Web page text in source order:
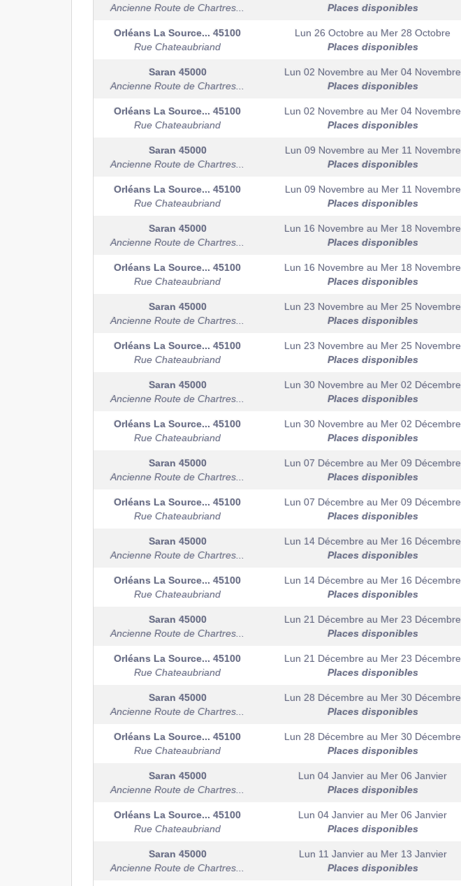
Ancienne Route de Chartres...
Places disponibles
Orléans La Source... 45100
Rue Chateaubriand
Lun 26 Octobre au Mer 28 Octobre
Places disponibles
Saran 45000
Ancienne Route de Chartres...
Lun 02 Novembre au Mer 04 Novembre
Places disponibles
Orléans La Source... 45100
Rue Chateaubriand
Lun 02 Novembre au Mer 04 Novembre
Places disponibles
Saran 45000
Ancienne Route de Chartres...
Lun 09 Novembre au Mer 11 Novembre
Places disponibles
Orléans La Source... 45100
Rue Chateaubriand
Lun 09 Novembre au Mer 11 Novembre
Places disponibles
Saran 45000
Ancienne Route de Chartres...
Lun 16 Novembre au Mer 18 Novembre
Places disponibles
Orléans La Source... 45100
Rue Chateaubriand
Lun 16 Novembre au Mer 18 Novembre
Places disponibles
Saran 45000
Ancienne Route de Chartres...
Lun 23 Novembre au Mer 25 Novembre
Places disponibles
Orléans La Source... 45100
Rue Chateaubriand
Lun 23 Novembre au Mer 25 Novembre
Places disponibles
Saran 45000
Ancienne Route de Chartres...
Lun 30 Novembre au Mer 02 Décembre
Places disponibles
Orléans La Source... 45100
Rue Chateaubriand
Lun 30 Novembre au Mer 02 Décembre
Places disponibles
Saran 45000
Ancienne Route de Chartres...
Lun 07 Décembre au Mer 09 Décembre
Places disponibles
Orléans La Source... 45100
Rue Chateaubriand
Lun 07 Décembre au Mer 09 Décembre
Places disponibles
Saran 45000
Ancienne Route de Chartres...
Lun 14 Décembre au Mer 16 Décembre
Places disponibles
Orléans La Source... 45100
Rue Chateaubriand
Lun 14 Décembre au Mer 16 Décembre
Places disponibles
Saran 45000
Ancienne Route de Chartres...
Lun 21 Décembre au Mer 23 Décembre
Places disponibles
Orléans La Source... 45100
Rue Chateaubriand
Lun 21 Décembre au Mer 23 Décembre
Places disponibles
Saran 45000
Ancienne Route de Chartres...
Lun 28 Décembre au Mer 30 Décembre
Places disponibles
Orléans La Source... 45100
Rue Chateaubriand
Lun 28 Décembre au Mer 30 Décembre
Places disponibles
Saran 45000
Ancienne Route de Chartres...
Lun 04 Janvier au Mer 06 Janvier
Places disponibles
Orléans La Source... 45100
Rue Chateaubriand
Lun 04 Janvier au Mer 06 Janvier
Places disponibles
Saran 45000
Ancienne Route de Chartres...
Lun 11 Janvier au Mer 13 Janvier
Places disponibles